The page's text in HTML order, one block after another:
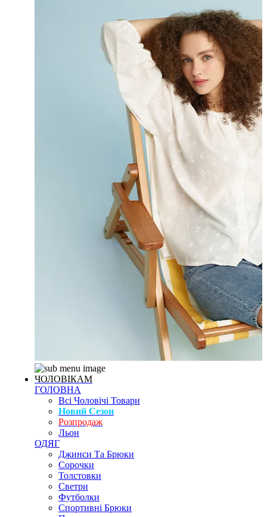
ЧОЛОВІКАМ
ГОЛОВНА
Всі Чоловічі Товари
Новий Сезон
Розпродаж
Льон
ОДЯГ
Джинси Та Брюки
Сорочки
Толстовки
Светри
Футболки
Спортивні Брюки